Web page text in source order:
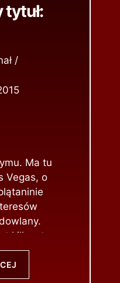
tytuł:
/
Ma tu
Vegas, o
kilka stron: